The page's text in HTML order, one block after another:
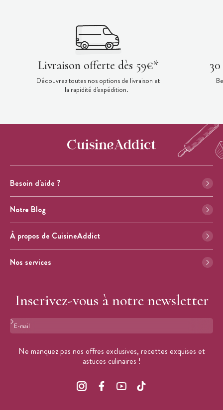
Livraison offerte dès 59€*
Découvrez toutes nos options de livraison et
la rapidité d'expédition.
Besoin d'aide ?
Notre Blog
À propos de CuisineAddict
Nos services
Inscrivez-vous à notre newsletter
Format : adresse@email.com
Ne manquez pas nos offres exclusives, recettes exquises et
astuces culinaires !